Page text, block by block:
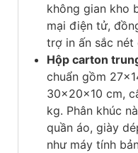
không gian kho
mại điện tử,
trợ in ấn sắc nét
Hộp carton
chuẩn gồm
30x20x10 cm,
kg. Phân khúc
quần áo, giày
như máy tính